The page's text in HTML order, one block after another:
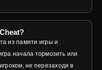
из памяти игры и
начала тормозить или
не перезаходя в